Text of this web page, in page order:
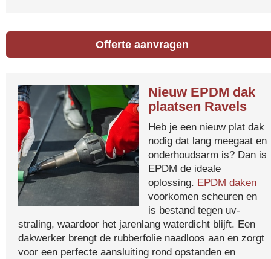
Offerte aanvragen
Nieuw EPDM dak
plaatsen Ravels
Heb je een nieuw plat dak
nodig dat lang meegaat en
onderhoudsarm is? Dan is
EPDM de ideale
oplossing. EPDM daken
voorkomen scheuren en
is bestand tegen uv-
straling, waardoor het jarenlang waterdicht blijft. Een
dakwerker brengt de rubberfolie naadloos aan en zorgt
voor een perfecte aansluiting rond opstanden en